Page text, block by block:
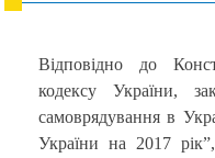
Відповідно до
кодексу України,
самоврядування в
України на 2017